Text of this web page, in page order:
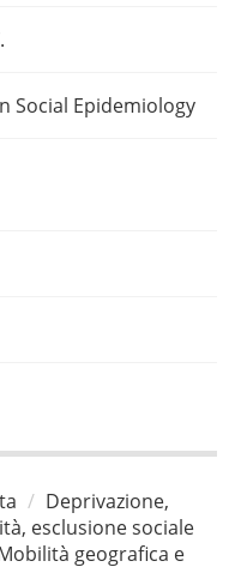
Social Epidemiology
Deprivazione,
esclusione sociale
geografica e